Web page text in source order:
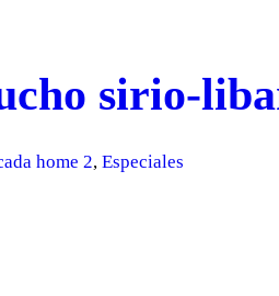
sirio-
home 2,Especiales